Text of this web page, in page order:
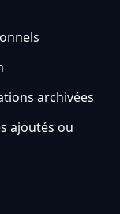
archivées
ajoutés ou